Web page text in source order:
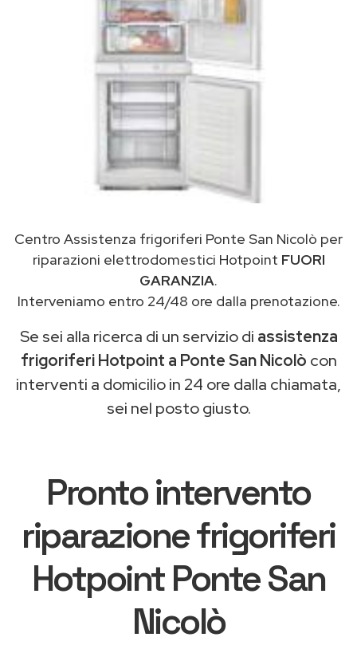
Centro Assistenza frigoriferi Ponte San Nicolò per
riparazioni elettrodomestici Hotpoint FUORI
GARANZIA.
Interveniamo entro 24/48 ore dalla prenotazione.
Se sei alla ricerca di un servizio di assistenza
frigoriferi Hotpoint a Ponte San Nicolò con
interventi a domicilio in 24 ore dalla chiamata,
sei nel posto giusto.
Pronto intervento
riparazione frigoriferi
Hotpoint Ponte San
Nicolò